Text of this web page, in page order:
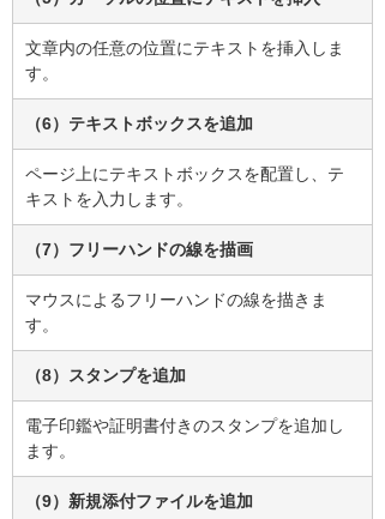
文章内の任意の位置にテキストを挿入しま
す。
（6）テキストボックスを追加
ページ上にテキストボックスを配置し、テ
キストを入力します。
（7）フリーハンドの線を描画
マウスによるフリーハンドの線を描きま
す。
（8）スタンプを追加
電子印鑑や証明書付きのスタンプを追加し
ます。
（9）新規添付ファイルを追加